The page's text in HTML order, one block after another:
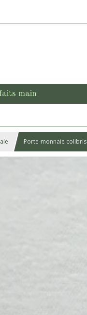
main
Porte-monnaie colibris